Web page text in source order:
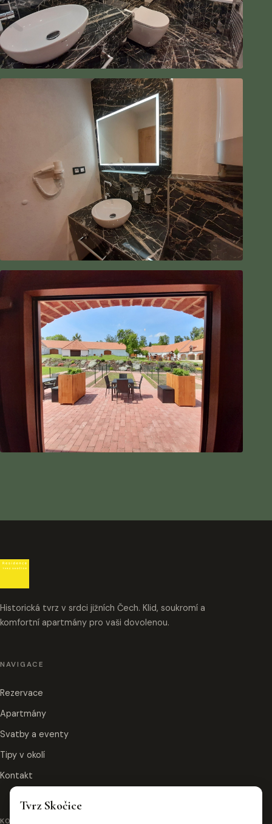
Historická tvrz v srdci jižních Čech. Klid, soukromí a
komfortní apartmány pro vaši dovolenou.
NAVIGACE
Rezervace
Apartmány
Svatby a eventy
Tipy v okolí
Kontakt
KONTAKT
Tvrz Skočice